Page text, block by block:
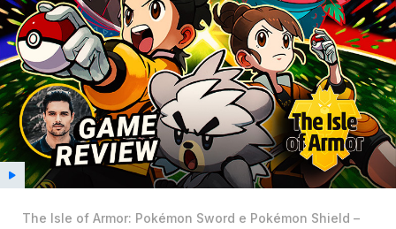
The Isle of Armor: Pokémon Sword e Pokémon Shield –